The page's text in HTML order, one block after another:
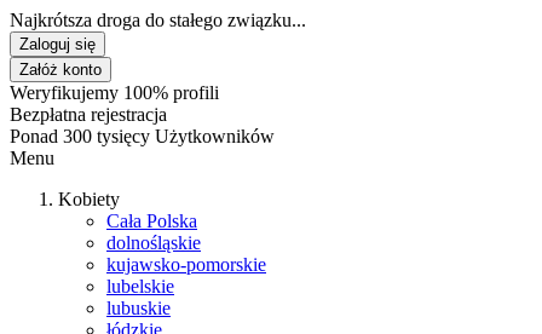
Najkrótsza droga do stałego związku...
Zaloguj się
Załóż konto
Weryfikujemy 100% profili
Bezpłatna rejestracja
Ponad 300 tysięcy Użytkowników
Menu
Kobiety
Cała Polska
dolnośląskie
kujawsko-pomorskie
lubelskie
lubuskie
łódzkie